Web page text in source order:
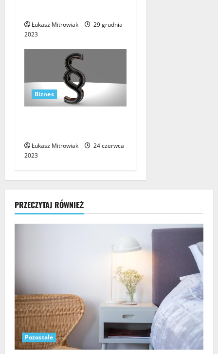
Łukasz Mitrowiak
29 grudnia
2023
Biznes
Łukasz Mitrowiak
24 czerwca
2023
PRZECZYTAJ RÓWNIEŻ
Pozostałe